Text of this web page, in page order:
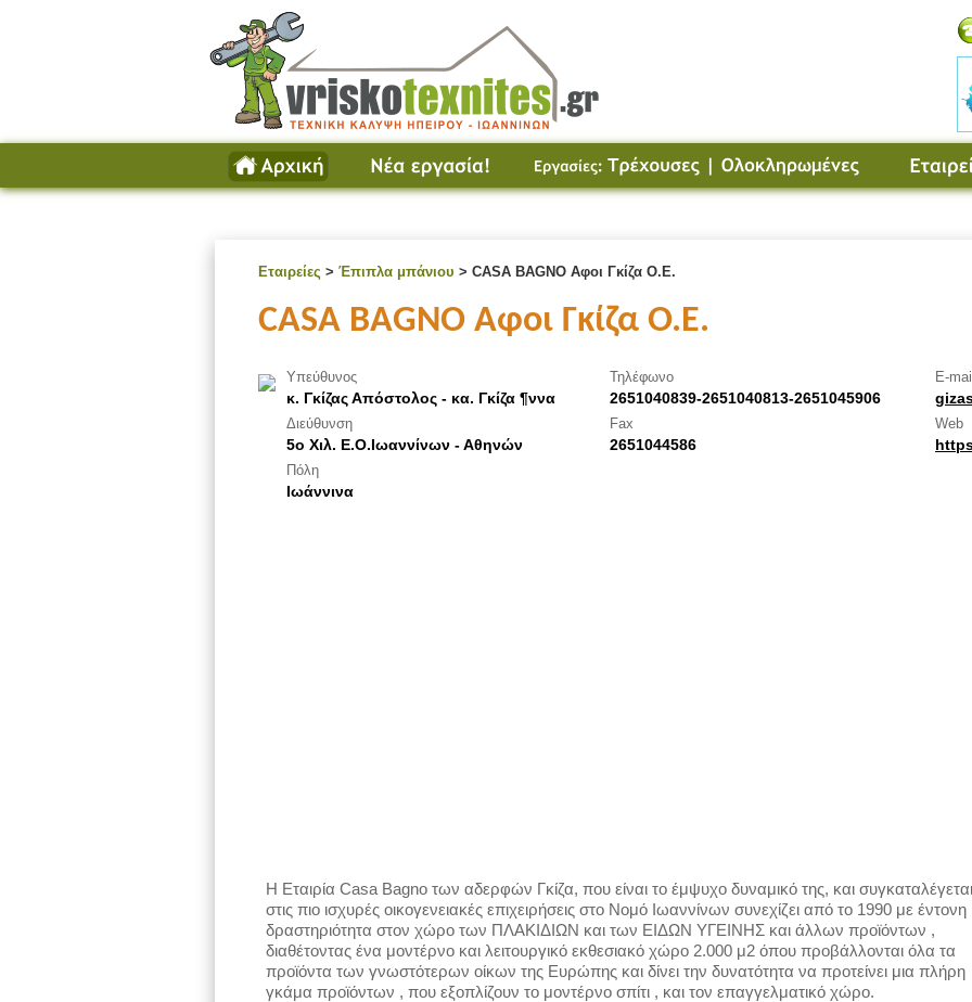
Εταιρείες > Έπιπλα μπάνιου > CASA BAGNO Αφοι Γκίζα Ο.Ε.
CASA BAGNO Αφοι Γκίζα Ο.Ε.
Υπεύθυνος
κ. Γκίζας Απόστολος - κα. Γκίζα ¶ννα
Διεύθυνση
5ο Χιλ. Ε.Ο.Ιωαννίνων - Αθηνών
Πόλη
Ιωάννινα
Τηλέφωνο
2651040839-2651040813-2651045906
Fax
2651044586
E-
Web
Η Εταιρία Casa Bagno των αδερφών Γκίζα, που είναι το έμψυχο δυναμικό της, και συγκαταλέγεται
στις πιο ισχυρές οικογενειακές επιχειρήσεις στο Νομό Ιωαννίνων συνεχίζει από το 1990 με έντονη
δραστηριότητα στον χώρο των ΠΛΑΚΙΔΙΩΝ και των ΕΙΔΩΝ ΥΓΕΙΝΗΣ και άλλων προϊόντων ,
διαθέτοντας ένα μοντέρνο και λειτουργικό εκθεσιακό χώρο 2.000 μ2 όπου προβάλλονται όλα τα
προϊόντα των γνωστότερων οίκων της Ευρώπης και δίνει την δυνατότητα να προτείνει μια πλήρη
γκάμα προϊόντων , που εξοπλίζουν το μοντέρνο σπίτι , και τον επαγγελματικό χώρο.